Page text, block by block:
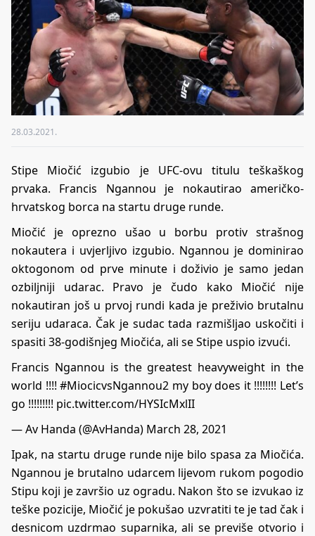
28.03.2021.
Stipe Miočić izgubio je UFC-ovu titulu teškaškog
prvaka. Francis Ngannou je nokautirao američko-
hrvatskog borca na startu druge runde.
Miočić je oprezno ušao u borbu protiv strašnog
nokautera i uvjerljivo izgubio. Ngannou je dominirao
oktogonom od prve minute i doživio je samo jedan
ozbiljniji udarac. Pravo je čudo kako Miočić nije
nokautiran još u prvoj rundi kada je preživio brutalnu
seriju udaraca. Čak je sudac tada razmišljao uskočiti i
spasiti 38-godišnjeg Miočića, ali se Stipe uspio izvući.
Francis Ngannou is the greatest heavyweight in the
world !!!!#MiocicvsNgannou2 my boy does it !!!!!!!! Let’s
go !!!!!!!!! pic.twitter.com/HYSIcMxlII
— Av Handa (@AvHanda) March 28, 2021
Ipak, na startu druge runde nije bilo spasa za Miočića.
Ngannou je brutalno udarcem lijevom rukom pogodio
Stipu koji je završio uz ogradu. Nakon što se izvukao iz
teške pozicije, Miočić je pokušao uzvratiti te je tad čak i
desnicom uzdrmao suparnika, ali se previše otvorio i